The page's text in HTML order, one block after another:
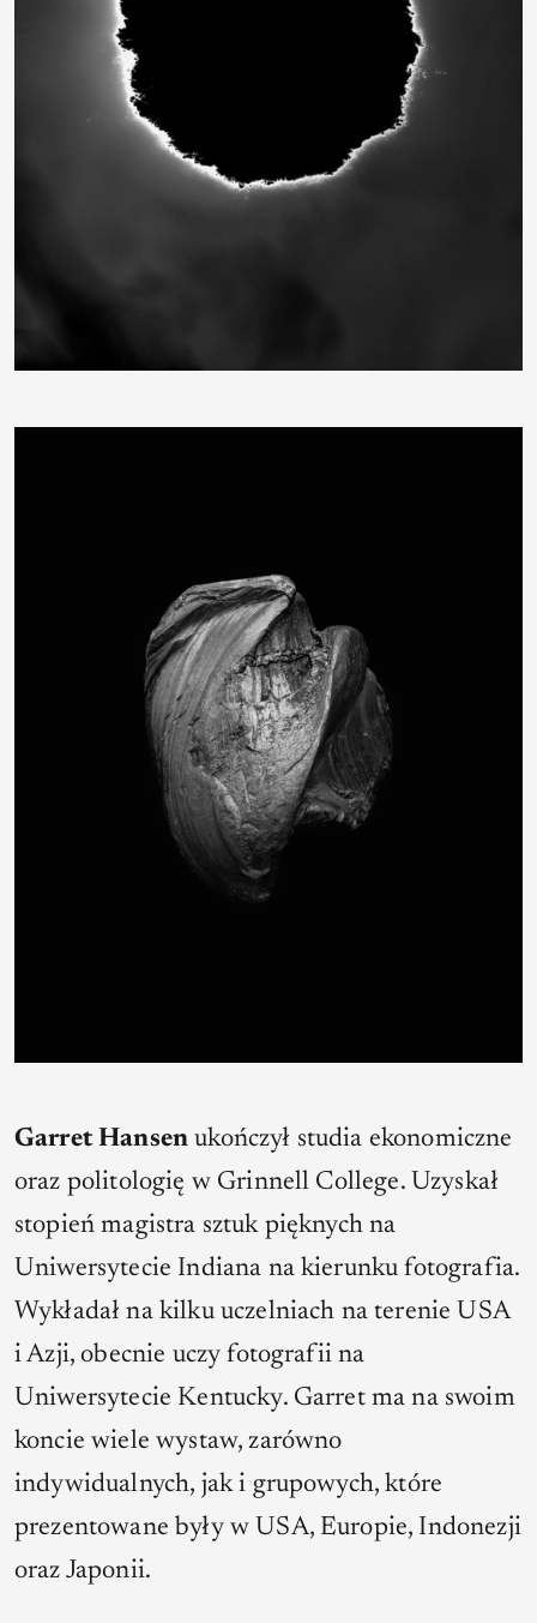
Garret Hansen ukończył studia ekonomiczne
oraz politologię w Grinnell College. Uzyskał
stopień magistra sztuk pięknych na
Uniwersytecie Indiana na kierunku fotografia.
Wykładał na kilku uczelniach na terenie USA
i Azji, obecnie uczy fotografii na
Uniwersytecie Kentucky. Garret ma na swoim
koncie wiele wystaw, zarówno
indywidualnych, jak i grupowych, które
prezentowane były w USA, Europie, Indonezji
oraz Japonii.